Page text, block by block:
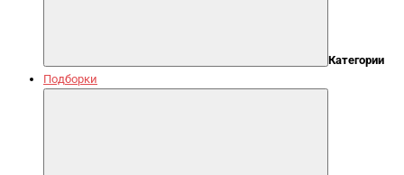
Категории
Подборки